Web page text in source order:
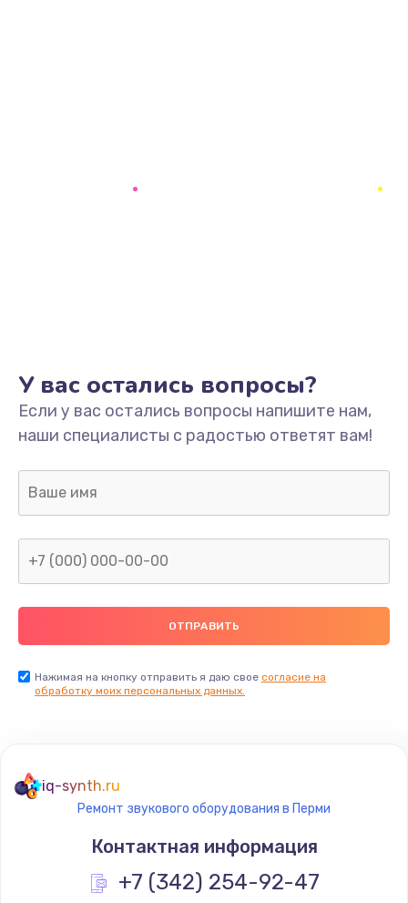
У вас остались вопросы?
Если у вас остались вопросы напишите нам,
наши специалисты с радостью ответят вам!
Нажимая на кнопку отправить я даю свое согласие на
обработку моих персональных данных.
iq-synth.ru
Ремонт звукового оборудования в Перми
Контактная информация
+7 (342) 254-92-47